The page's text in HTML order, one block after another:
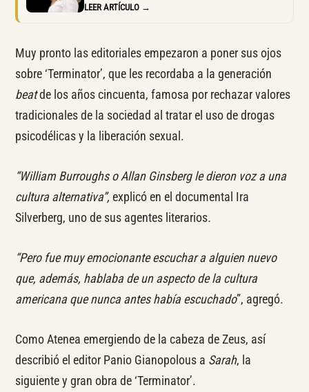
LEER ARTÍCULO →
Muy pronto las editoriales empezaron a poner sus ojos
sobre ‘Terminator’, que les recordaba a la generación
beatde los años cincuenta, famosa por rechazar valores
tradicionales de la sociedad al tratar el uso de drogas
psicodélicas y la liberación sexual.
“William Burroughs o Allan Ginsberg le dieron voz a una
cultura alternativa”, explicó en el documental Ira
Silverberg, uno de sus agentes literarios.
“Pero fue muy emocionante escuchar a alguien nuevo
que, además, hablaba de un aspecto de la cultura
americana que nunca antes había escuchado”, agregó.
Como Atenea emergiendo de la cabeza de Zeus, así
describió el editor Panio Gianopolous a Sarah, la
siguiente y gran obra de ‘Terminator’.